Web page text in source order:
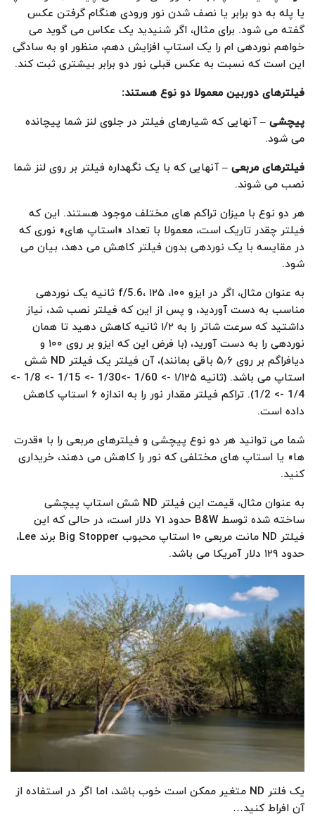
یا پله به دو برابر یا نصف شدن نور ورودی هنگام گرفتن عکس
گفته می شود. برای مثال، اگر شنیدید یک عکاس می گوید می
خواهم نوردهی ام را یک استاپ افزایش دهم، منظور او به سادگی
این است که نسبت به عکس قبلی نور دو برابر بیشتری ثبت کند.
فیلترهای دوربین معمولا دو نوع هستند:
پیچشی –آنهایی که شیارهای فیلتر در جلوی لنز شما پیچانده
می شود.
فیلترهای مربعی –آنهایی که با یک نگهداره فیلتر بر روی لنز شما
نصب می شوند.
هر دو نوع با میزان تراکم های مختلف موجود هستند. این که
فیلتر چقدر تاریک است، معمولا با تعداد «استاپ های» نوری که
در مقایسه با یک نوردهی بدون فیلتر کاهش می دهد، بیان می
شود.
به عنوان مثال، اگر در ایزو ۱۰۰، f/5.6، ۱۲۵ ثانیه یک نوردهی
مناسب به دست آوردید، و پس از این که فیلتر نصب شد، نیاز
داشتید که سرعت شاتر را به ۱/۲ ثانیه کاهش دهید تا همان
نوردهی را به دست آورید، (با فرض این که ایزو بر روی ۱۰۰ و
دیافراگم بر روی ۵٫۶ باقی بمانند)، آن فیلتر یک فیلتر ND شش
استاپ می باشد. (ثانیه ۱/۱۲۵ -> 1/60 ->1/30 -> 1/15 -> 1/8 ->
1/4 -> 1/2). تراکم فیلتر مقدار نور را به اندازه ۶ استاپ کاهش
داده است.
شما می توانید هر دو نوع پیچشی و فیلترهای مربعی را با «قدرت
ها» یا استاپ های مختلفی که نور را کاهش می دهند، خریداری
کنید.
به عنوان مثال، قیمت این فیلتر ND شش استاپ پیچشی
ساخته شده توسط B&W حدود ۷۱ دلار است، در حالی که این
فیلتر ND مانت مربعی ۱۰ استاپ محبوب Big Stopper برند Lee،
حدود ۱۲۹ دلار آمریکا می باشد.
یک فلتر ND متغیر ممکن است خوب باشد، اما اگر در استفاده از
آن افراط کنید…